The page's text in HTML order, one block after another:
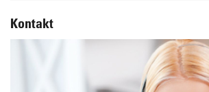
Kontakt